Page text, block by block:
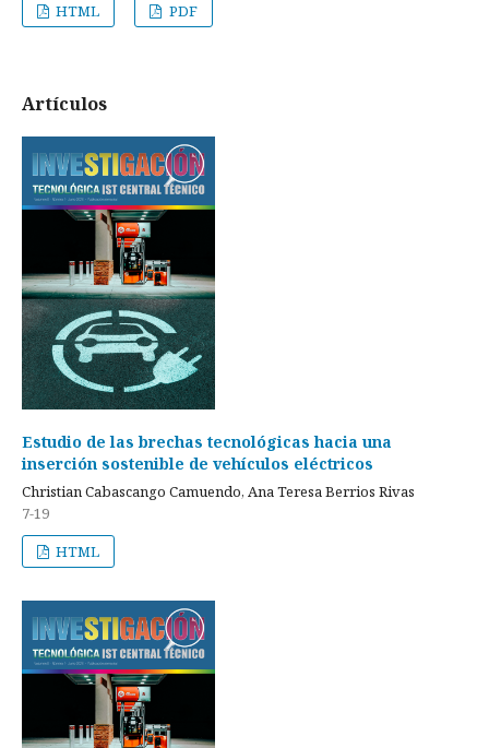
HTML PDF
Artículos
Estudio de las brechas tecnológicas hacia una
inserción sostenible de vehículos eléctricos
Christian Cabascango Camuendo, Ana Teresa Berrios Rivas
7-19
HTML